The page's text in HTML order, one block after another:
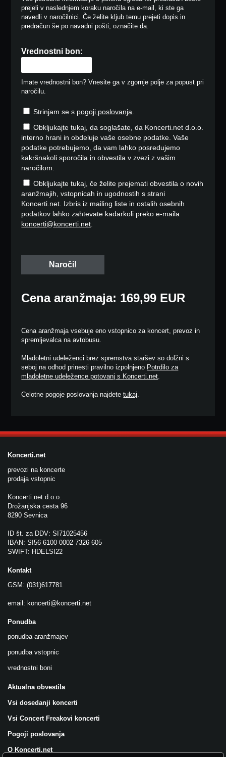
prejeli v naslednjem koraku naročila na e-mail, ki ste ga
navedli v naročilnici. Če želite kljub temu prejeti dopis in
predračun še po navadni pošti, označite da.
Vrednostni bon:
Imate vrednostni bon? Vnesite ga v zgornje polje za popust pri
naročilu.
Strinjam se s pogoji poslovanja.
Obkljukajte tukaj, da soglašate, da Koncerti.net d.o.o.
interno hrani in obdeluje vaše osebne podatke. Vaše
podatke potrebujemo, da vam lahko posredujemo
kakršnakoli sporočila in obvestila v zvezi z vašim
naročilom.
Obkljukajte tukaj, če želite prejemati obvestila o novih
aranžmajih, vstopnicah in ugodnostih s strani
Koncerti.net. Izbris iz mailing liste in ostalih osebnih
podatkov lahko zahtevate kadarkoli preko e-maila
koncerti@koncerti.net.
Cena aranžmaja: 169,99 EUR
Cena aranžmaja vsebuje eno vstopnico za koncert, prevoz in
spremljevalca na avtobusu.
Mladoletni udeleženci brez spremstva staršev so dolžni s
seboj na odhod prinesti pravilno izpolnjeno Potrdilo za
mladoletne udeležence potovanj s Koncerti.net.
Celotne pogoje poslovanja najdetetukaj.
Koncerti.net
prevozi na koncerte
prodaja vstopnic
Koncerti.net d.o.o.
Drožanjska cesta 96
8290 Sevnica
ID št. za DDV: SI71025456
IBAN: SI56 6100 0002 7326 605
SWIFT: HDELSI22
Kontakt
GSM: (031)617781
email: koncerti@koncerti.net
Ponudba
ponudba aranžmajev
ponudba vstopnic
vrednostni boni
Aktualna obvestila
Vsi dosedanji koncerti
Vsi Concert Freakovi koncerti
Pogoji poslovanja
O Koncerti.net